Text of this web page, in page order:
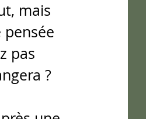
mais
pensée
pas
?